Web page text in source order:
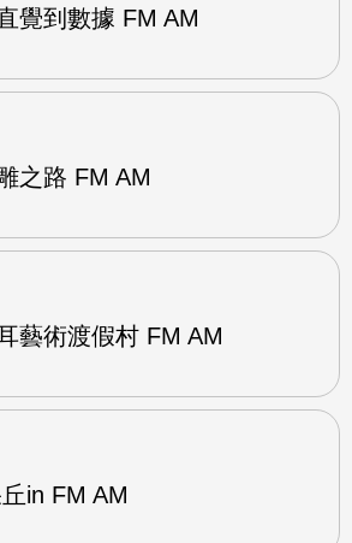
覺到數據 FM AM
之路 FM AM
藝術渡假村 FM AM
in FM AM